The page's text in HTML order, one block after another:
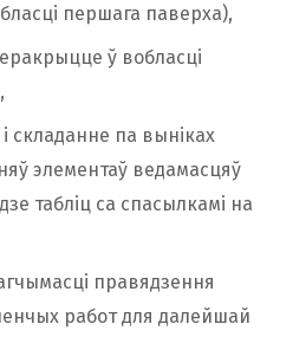
першага паверха),
ў вобласці
складанне па выніках
элементаў ведамасцяў
табліц са спасылкамі на
правядзення
работ для далейшай